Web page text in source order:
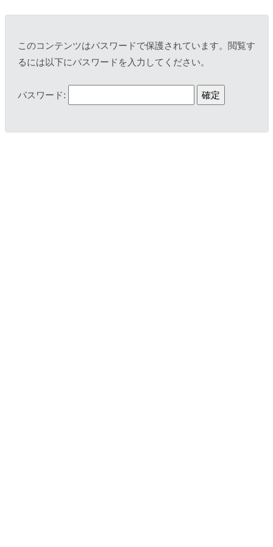
このコンテンツはパスワードで保護されています。閲覧す
るには以下にパスワードを入力してください。
パスワード: